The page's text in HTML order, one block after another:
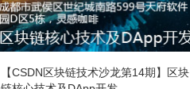
【CSDN区块链技术沙龙第14期】区块